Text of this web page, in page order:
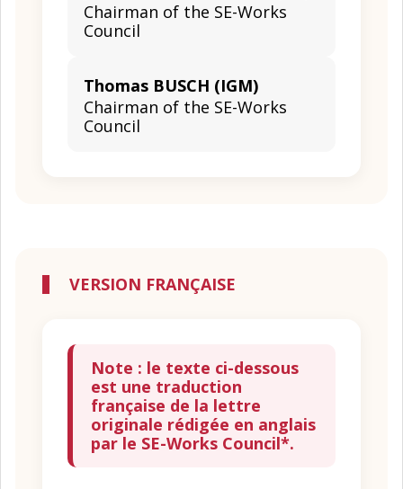
Chairman of the SE-Works
Council
Thomas BUSCH (IGM)
Chairman of the SE-Works
Council
VERSION FRANÇAISE
Note : le texte ci-dessous
est une traduction
française de la lettre
originale rédigée en anglais
par le SE-Works Council*.